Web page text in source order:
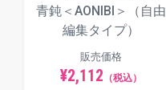
青鈍＜AONIBI＞（自由
編集タイプ）
販売価格
¥2,112 （税込）